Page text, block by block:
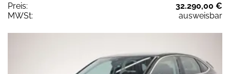
Preis:
32.290,00 €
MWSt:
ausweisbar